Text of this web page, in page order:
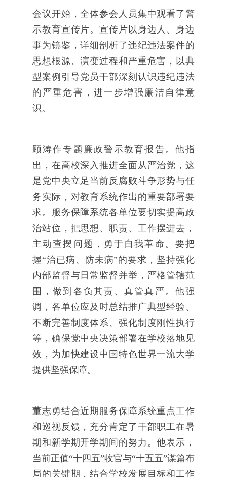
会议开始，全体参会人员集中观看了警
示教育宣传片。宣传片以身边人、身边
事为镜鉴，详细剖析了违纪违法案件的
思想根源、演变过程和严重危害，以典
型案例引导党员干部深刻认识违纪违法
的严重危害，进一步增强廉洁自律意
识。
顾涛作专题廉政警示教育报告。他指
出，在高校深入推进全面从严治党，这
是党中央立足当前反腐败斗争形势与任
务实际，对教育系统作出的重要部署要
求。服务保障系统各单位要切实提高政
治站位，把思想、职责、工作摆进去，
主动查摆问题，勇于自我革命。要把
握“治已病、防未病”的要求，坚持强化
内部监督与日常监督并举，严格管辖范
围，做到各负其责、真管真严。他强
调，各单位应及时总结推广典型经验、
不断完善制度体系、强化制度刚性执行
等，确保党中央决策部署在学校落地见
效，为加快建设中国特色世界一流大学
提供坚强保障。
董志勇结合近期服务保障系统重点工作
和巡视反馈，充分肯定了干部职工在暑
期和新学期开学期间的努力。他表示，
当前正值“十四五”收官与“十五五”谋篇布
局的关键期，结合学校发展目标和工作